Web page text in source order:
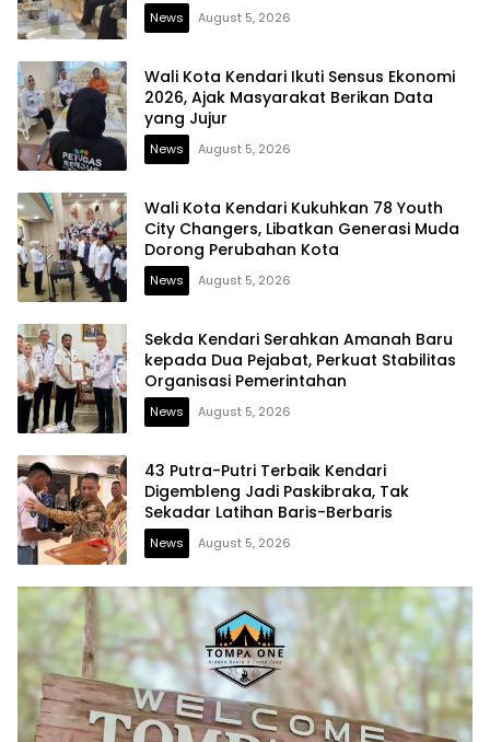
News August 5, 2026
Wali Kota Kendari Ikuti Sensus Ekonomi
2026, Ajak Masyarakat Berikan Data
yang Jujur
News August 5, 2026
Wali Kota Kendari Kukuhkan 78 Youth
City Changers, Libatkan Generasi Muda
Dorong Perubahan Kota
News August 5, 2026
Sekda Kendari Serahkan Amanah Baru
kepada Dua Pejabat, Perkuat Stabilitas
Organisasi Pemerintahan
News August 5, 2026
43 Putra-Putri Terbaik Kendari
Digembleng Jadi Paskibraka, Tak
Sekadar Latihan Baris-Berbaris
News August 5, 2026